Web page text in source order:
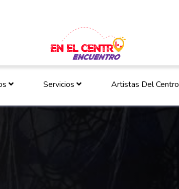
Servicios Artistas Del Centro